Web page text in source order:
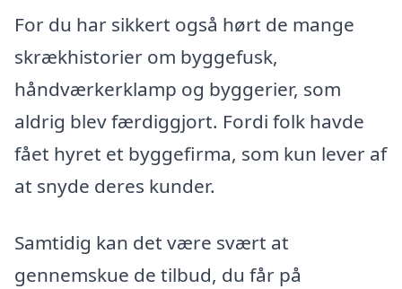
For du har sikkert også hørt de mange
skrækhistorier om byggefusk,
håndværkerklamp og byggerier, som
aldrig blev færdiggjort. Fordi folk havde
fået hyret et byggefirma, som kun lever af
at snyde deres kunder.
Samtidig kan det være svært at
gennemskue de tilbud, du får på